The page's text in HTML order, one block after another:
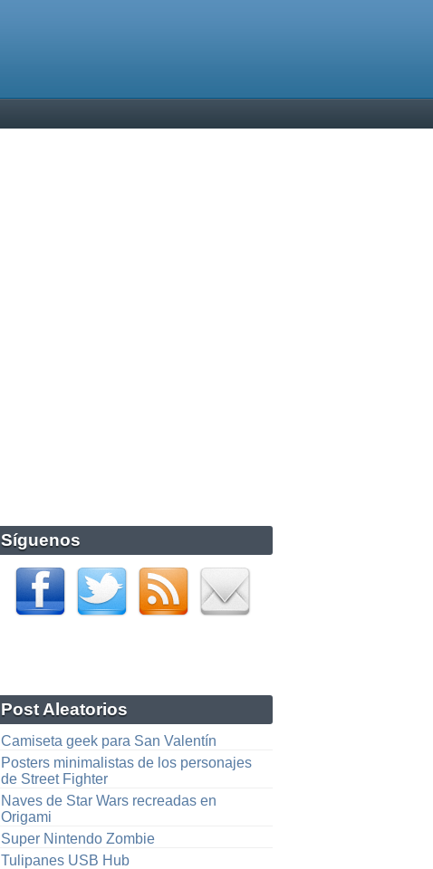
Síguenos
Post Aleatorios
Camiseta geek para San Valentín
Posters minimalistas de los personajes
de Street Fighter
Naves de Star Wars recreadas en
Origami
Super Nintendo Zombie
Tulipanes USB Hub